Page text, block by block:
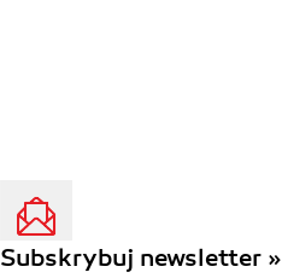
Subskrybuj newsletter »